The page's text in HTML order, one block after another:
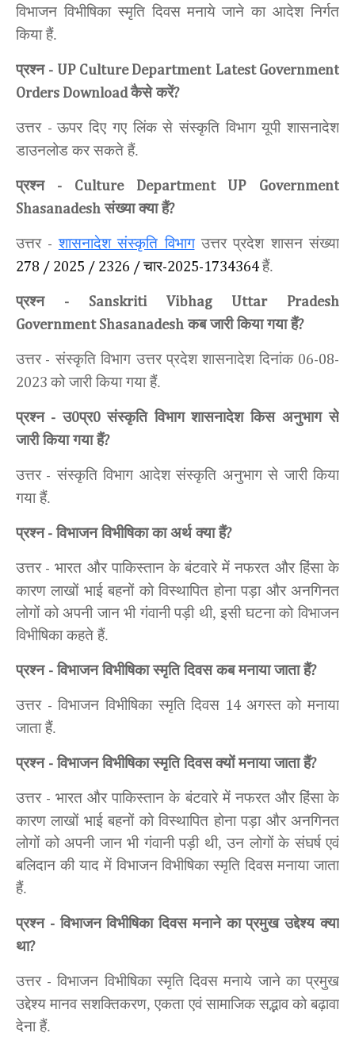
विभाजन विभीषिका स्मृति दिवस मनाये जाने का आदेश निर्गत
किया हैं.
प्रश्न - UP Culture Department Latest Government
Orders Downloadकैसे करें?
उत्तर -ऊपर दिए गए लिंक से संस्कृति विभाग यूपी शासनादेश
डाउनलोड कर सकते हैं.
प्रश्न - Culture Department UP
Government
Shasanadesh संख्या क्या हैं?
उत्तर -शासनादेश संस्कृति विभागउत्तर प्रदेश शासन संख्या
278 / 2025 / 2326 /चार-2025-1734364 हैं.
प्रश्न -
Sanskriti Vibhag Uttar Pradesh
Government Shasanadesh कब जारी किया गया हैं?
उत्तर - संस्कृति विभाग उत्तर प्रदेश शासनादेश दिनांक 06-08-
2023 को जारी किया गया हैं.
प्रश्न -उ0प्र0संस्कृति विभाग शासनादेश किस अनुभाग से
जारी किया गया हैं?
उत्तर - संस्कृति विभाग आदेश संस्कृति अनुभाग से जारी किया
गया हैं.
प्रश्न - विभाजन विभीषिका का अर्थ क्या हैं?
उत्तर - भारत और पाकिस्तान के बंटवारे में नफरत और हिंसा के
कारण लाखों भाई बहनों को विस्थापित होना पड़ा और अनगिनत
लोगों को अपनी जान भी गंवानी पड़ी थी, इसी घटना को विभाजन
विभीषिका कहते हैं.
प्रश्न - विभाजन विभीषिका स्मृति दिवस कब मनाया जाता हैं?
उत्तर - विभाजन विभीषिका स्मृति दिवस 14 अगस्त को मनाया
जाता हैं.
प्रश्न - विभाजन विभीषिका स्मृति दिवसक्यों मनाया जाता हैं?
उत्तर - भारत और पाकिस्तान के बंटवारे में नफरत और हिंसा के
कारण लाखों भाई बहनों को विस्थापित होना पड़ा और अनगिनत
लोगों को अपनी जान भी गंवानी पड़ी थी, उन लोगों के संघर्ष एवं
बलिदान की याद में विभाजन विभीषिका स्मृति दिवस मनाया जाता
हैं.
प्रश्न -विभाजन विभीषिका दिवस मनाने का प्रमुख उद्देश्य क्या
था?
उत्तर - विभाजन विभीषिका स्मृति दिवस मनाये जाने का प्रमुख
उद्देश्य मानव सशक्तिकरण, एकता एवं सामाजिक सद्भाव को बढ़ावा
देना हैं.